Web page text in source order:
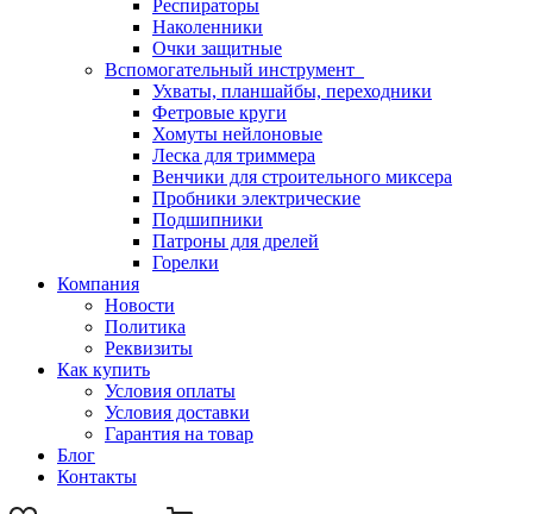
Респираторы
Наколенники
Очки защитные
Вспомогательный инструмент
Ухваты, планшайбы, переходники
Фетровые круги
Хомуты нейлоновые
Леска для триммера
Венчики для строительного миксера
Пробники электрические
Подшипники
Патроны для дрелей
Горелки
Компания
Новости
Политика
Реквизиты
Как купить
Условия оплаты
Условия доставки
Гарантия на товар
Блог
Контакты